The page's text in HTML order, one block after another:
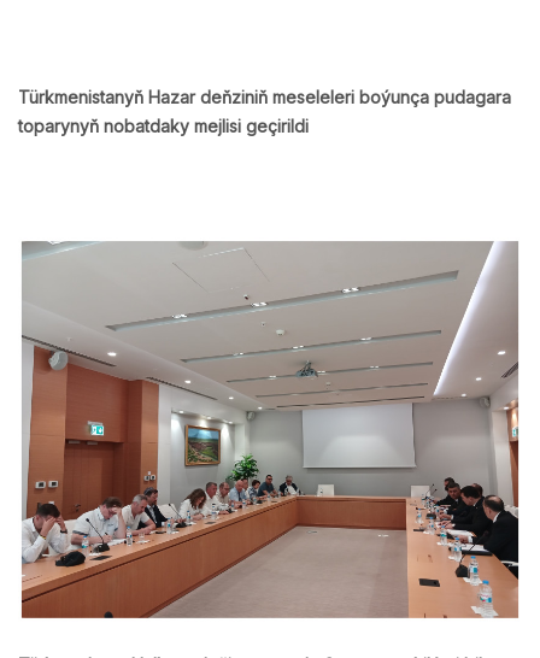
Türkmenistanyň Hazar deňziniň meseleleri boýunça pudagara
toparynyň nobatdaky mejlisi geçirildi